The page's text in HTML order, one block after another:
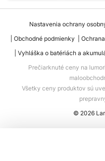
Nastavenia ochrany
Obchodné podmienky
Vyhláška o batériách a
Prečiarknuté ceny na
Všetky ceny produktov sú
© 2026